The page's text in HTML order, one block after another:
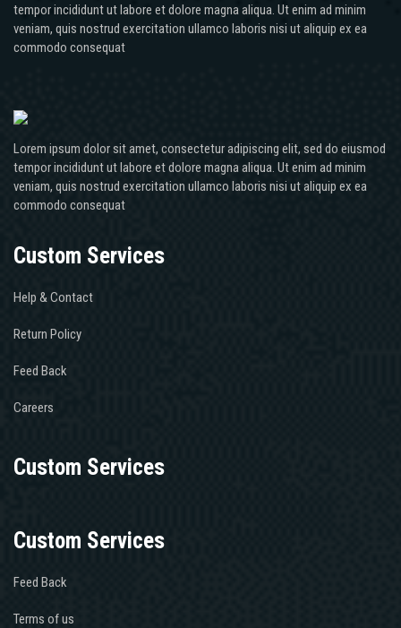
tempor incididunt ut labore et dolore magna aliqua. Ut enim ad minim
veniam, quis nostrud exercitation ullamco laboris nisi ut aliquip ex ea
commodo consequat
Lorem ipsum dolor sit amet, consectetur adipiscing elit, sed do eiusmod
tempor incididunt ut labore et dolore magna aliqua. Ut enim ad minim
veniam, quis nostrud exercitation ullamco laboris nisi ut aliquip ex ea
commodo consequat
Custom Services
Help & Contact
Return Policy
Feed Back
Careers
Custom Services
Custom Services
Feed Back
Terms of us